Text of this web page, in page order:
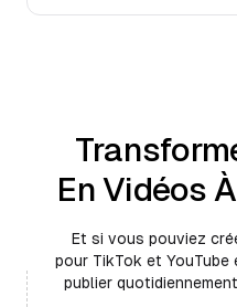
En Vidéos
Et si vous pouviez
pour TikTok et
publier